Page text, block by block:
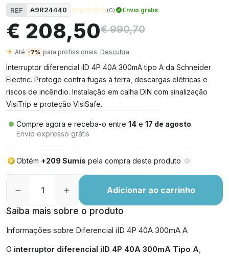
REF A9R24440 (0) Envio grátis
€ 208,50€ 990,70
Até -7% para profissionais. Descubra.
Interruptor diferencial iID 4P 40A 300mA tipo A da Schneider
Electric. Protege contra fugas à terra, descargas elétricas e
riscos de incêndio. Instalação em calha DIN com sinalização
VisiTrip e proteção VisiSafe.
Compre agora e receba-o entre 14 e 17 de agosto.
Envio expresso grátis
Obtém +209 Sumis pela compra deste produto
Adicionar ao carrinho
Saiba mais sobre o produto
Informações sobre Diferencial iID 4P 40A 300mA A
O interruptor diferencial iID 4P 40A 300mA Tipo A,